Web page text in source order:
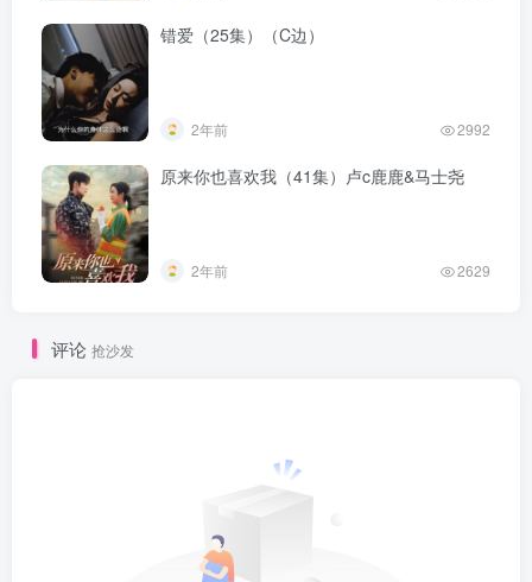
错爱（25集）（C边）
2年前 2992
原来你也喜欢我（41集）卢c鹿鹿&马士尧
2年前 2629
评论 抢沙发